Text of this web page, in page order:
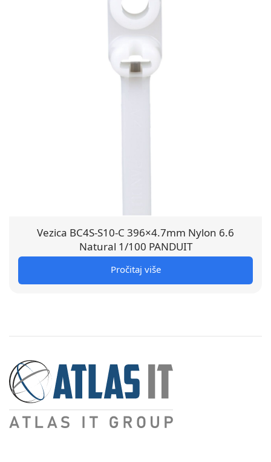
Vezica BC4S-S10-C 396×4.7mm Nylon 6.6
Natural 1/100 PANDUIT
Pročitaj više